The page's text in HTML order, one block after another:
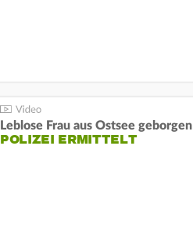
Leblose Frau aus Ostsee geborgen
POLIZEI ERMITTELT